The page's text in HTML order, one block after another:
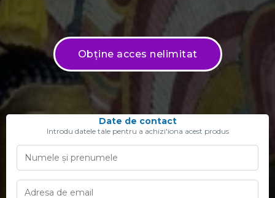
Obține acces nelimitat
Date de contact
Introdu datele tale pentru a achizi'iona acest produs